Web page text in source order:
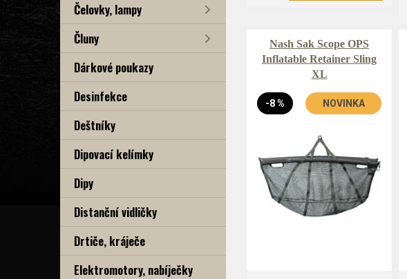
Čelovky, lampy
Čluny
Dárkové poukazy
Desinfekce
Deštníky
Dipovací kelímky
Dipy
Distanční vidličky
Drtiče, kráječe
Elektromotory, nabíječky
Nash Sak Scope OPS
Inflatable Retainer Sling
XL
-8 % NOVINKA